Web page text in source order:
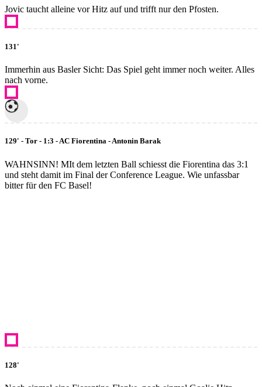
Jovic taucht alleine vor Hitz auf und trifft nur den Pfosten.
131'
Immerhin aus Basler Sicht: Das Spiel geht immer noch weiter. Alles
nach vorne.
129' - Tor - 1:3 - AC Fiorentina - Antonin Barak
WAHNSINN! MIt dem letzten Ball schiesst die Fiorentina das 3:1
und steht damit im Final der Conference League. Wie unfassbar
bitter für den FC Basel!
128'